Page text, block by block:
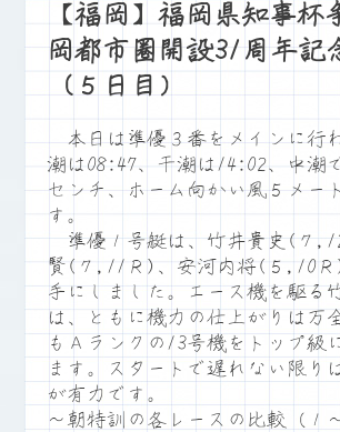
【福岡】福岡県知事
岡都市圏開設31周年記
（５日目）
本日は準優３番をメインに行
潮は08:47、干潮は14:02、中潮
センチ、ホーム向かい風５メー
す。
準優１号艇は、竹井貴史(７
賢(７,11Ｒ)、安河内将(５,10Ｒ
手にしました。エース機を駆る
は、ともに機力の仕上がりは万
もＡランクの13号機をトップ級
ます。スタートで遅れない限り
が有力です。
～朝特訓の各レースの比較（１